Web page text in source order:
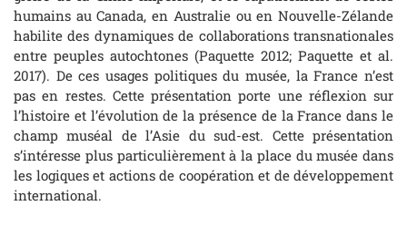
humains au Canada, en Australie ou en Nouvelle-Zélande
habilite des dynamiques de collaborations transnationales
entre peuples autochtones (Paquette 2012; Paquette et al.
2017). De ces usages politiques du musée, la France n’est
pas en restes. Cette présentation porte une réflexion sur
l’histoire et l’évolution de la présence de la France dans le
champ muséal de l’Asie du sud-est. Cette présentation
s’intéresse plus particulièrement à la place du musée dans
les logiques et actions de coopération et de développement
international.